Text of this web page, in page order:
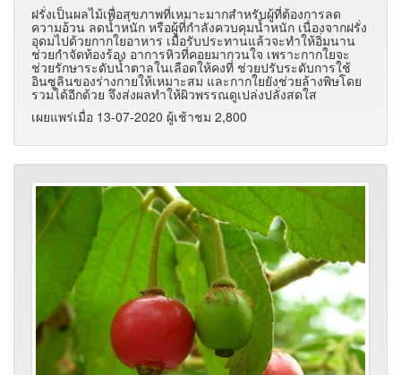
ฝรั่งเป็นผลไม้เพื่อสุขภาพที่เหมาะมากสำหรับผู้ที่ต้องการลด
ความอ้วน ลดน้ำหนัก หรือผู้ที่กำลังควบคุมน้ำหนัก เนื่องจากฝรั่ง
อุดมไปด้วยกากใยอาหาร เมื่อรับประทานแล้วจะทำให้อิ่มนาน
ช่วยกำจัดท้องร้อง อาการหิวที่คอยมากวนใจ เพราะกากใยจะ
ช่วยรักษาระดับน้ำตาลในเลือดให้คงที่ ช่วยปรับระดับการใช้
อินซูลินของร่างกายให้เหมาะสม และกากใยยังช่วยล้างพิษโดย
รวมได้อีกด้วย จึงส่งผลทำให้ผิวพรรณดูเปล่งปลั่งสดใส
เผยแพร่เมื่อ 13-07-2020 ผู้เช้าชม 2,800